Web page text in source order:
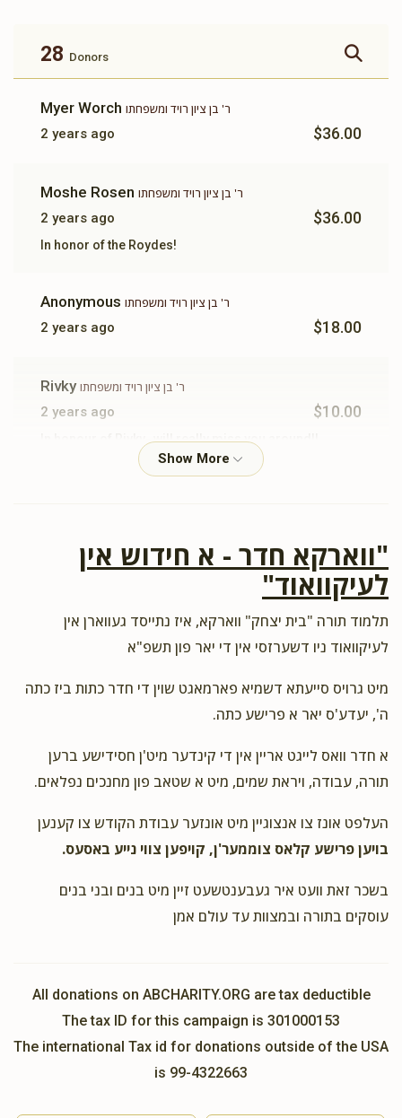
$180.00
28 Donors
Myer Worch ר' בן ציון רויד ומשפחתו
2 years ago
$36.00
Moshe Rosen ר' בן ציון רויד ומשפחתו
2 years ago
$36.00
In honor of the Roydes!
Anonymous ר' בן ציון רויד ומשפחתו
2 years ago
$18.00
Rivkyר' בן ציון רויד ומשפחתו
2 years ago
$10.00
In honour of Rivky- will really miss you around!!
For shrage
2 years ago
$10.00
משפחת רויד וויל שוין זעהן שרגי ני"ו
ר' בן ציון רויד ומשפחתו
We're soooo excited that you're coming!
Duvid Roydeר' בן ציון רויד ומשפחתו
2 years ago
$18.00
"ווארקא חדר - א חידוש אין
לעיקוואוד"
תלמוד תורה "בית יצחק" ווארקא, איז נתייסד געווארן אין
לעיקוואוד ניו דשערזסי אין די יאר פון תשפ"א
מיט גרויס סייעתא דשמיא פארמאגט שוין די חדר כתות ביז כתה
ה', יעדע'ס יאר א פרישע כתה.
א חדר וואס לייגט אריין אין די קינדער מיט'ן חסידישע ברען
תורה, עבודה, ויראת שמים, מיט א שטאב פון מחנכים נפלאים.
העלפט אונז צו אנצוגיין מיט אונזער עבודת הקודש צו קענען
בויען פרישע קלאס צוממער'ן, קויפען צווי נייע באסעס.
בשכר זאת וועט איר געבענטשעט זיין מיט בנים ובני בנים
עוסקים בתורה ובמצוות עד עולם אמן
All donations on ABCHARITY.ORG are tax deductible
The tax ID for this campaign is 301000153
The international Tax id for donations outside of the USA
is 99-4322663